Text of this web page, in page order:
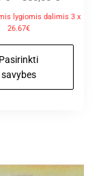
lygiomis dalimis 3 x
26.67€
Pasirinkti
savybes